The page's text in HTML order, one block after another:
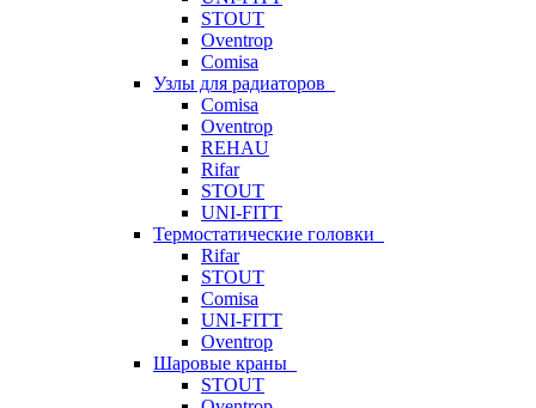
STOUT
Oventrop
Comisa
Узлы для радиаторов
Comisa
Oventrop
REHAU
Rifar
STOUT
UNI-FITT
Термостатические головки
Rifar
STOUT
Comisa
UNI-FITT
Oventrop
Шаровые краны
STOUT